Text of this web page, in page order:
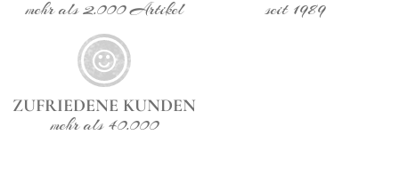
mehr als 2.000 Artikel seit 1989
ZUFRIEDENE KUNDEN
mehr als 40.000